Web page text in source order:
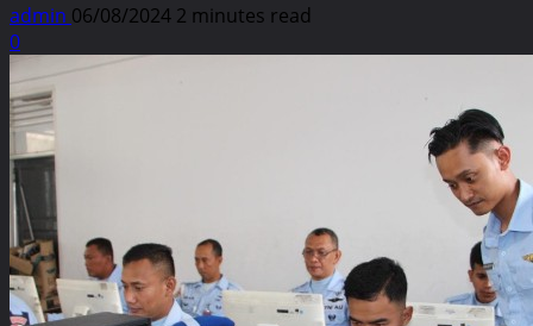
admin 06/08/2024 2 minutes read
0